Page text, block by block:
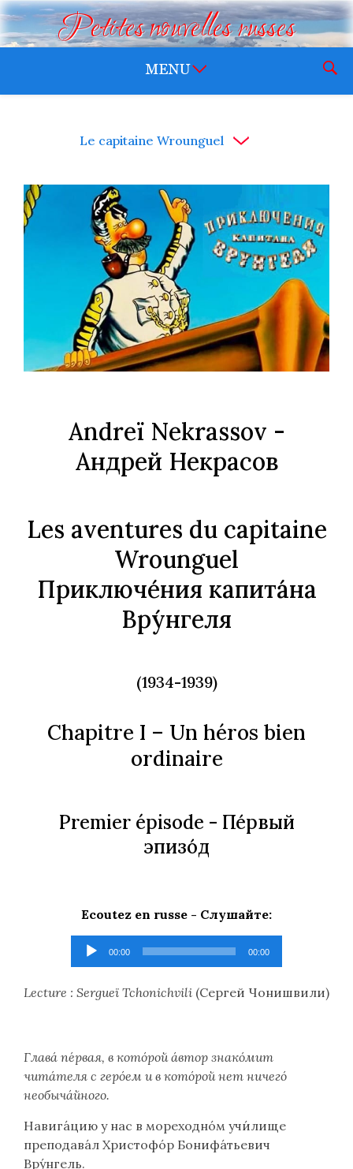
Petites nouvelles russes
Le capitaine Wrounguel
Andreï Nekrassov -
Андрей Некрасов
Les aventures du capitaine
Wrounguel
Приключе́ния капита́на
Вру́нгеля
­(1934-1939)
Chapitre I – Un héros bien
ordinaire
Premier épisode - Пе́рвый
эпизо́д
Ecoutez en russe - Слушайте:
Lecteur00:00 00:00
Lecture : Sergueï Tchonichvili (Сергей Чонишвили)
Глава́ пе́рвая, в кото́рой а́втор знако́мит
чита́теля с геро́ем и в кото́рой нет ничего́
необыча́йного.
Навига́цию у нас в мореходно́м учи́лище
преподава́л Христофо́р Бонифа́тьевич
Вру́нгель.